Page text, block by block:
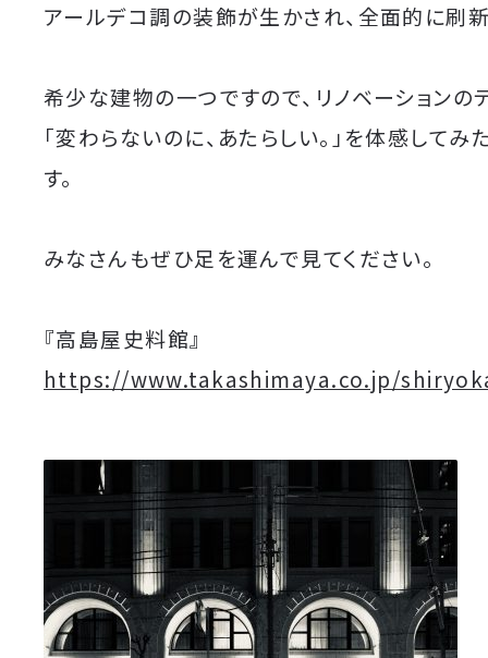
アールデコ調の装飾が生かされ、全面的に刷
希少な建物の一つですので、リノベーションの
「変わらないのに、あたらしい。」を体感してみ
す。
みなさんもぜひ足を運んで見てください。
『高島屋史料館』
https://www.takashimaya.co.jp/